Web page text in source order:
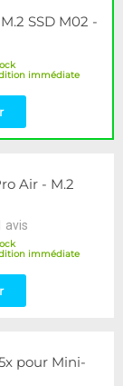
SSD M02 -
immédiate
Air - M.2
avis
immédiate
pour Mini-